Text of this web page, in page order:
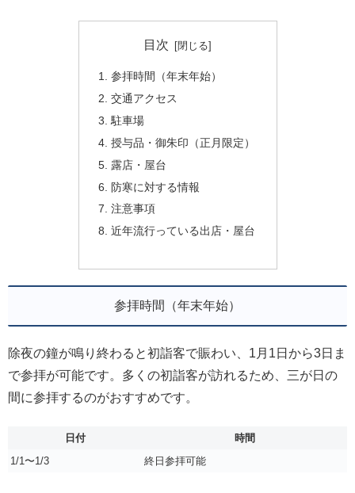
目次
参拝時間（年末年始）
交通アクセス
駐車場
授与品・御朱印（正月限定）
露店・屋台
防寒に対する情報
注意事項
近年流行っている出店・屋台
参拝時間（年末年始）
除夜の鐘が鳴り終わると初詣客で賑わい、1月1日から3日ま
で参拝が可能です。多くの初詣客が訪れるため、三が日の
間に参拝するのがおすすめです。
日付
時間
1/1〜1/3
終日参拝可能